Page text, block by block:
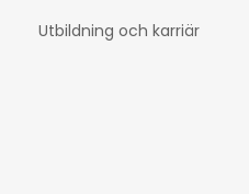
Utbildning och karriär